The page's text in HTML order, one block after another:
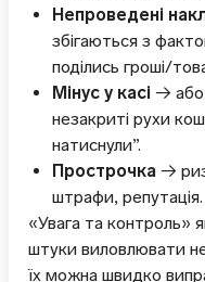
Непроведені
збігаються з
поділись гроші/
Мінус у касі → або
незакриті рухи
натиснули”.
Прострочка →
штрафи,
«Увага та контроль»
штуки виловлювати
їх можна швидко